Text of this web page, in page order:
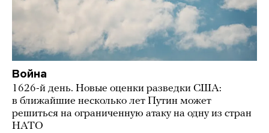
Война
1626-й день. Новые оценки разведки США:
в ближайшие несколько лет Путин может
решиться на ограниченную атаку на одну из стран
НАТО